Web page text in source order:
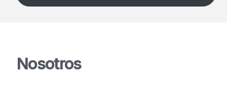
Nosotros